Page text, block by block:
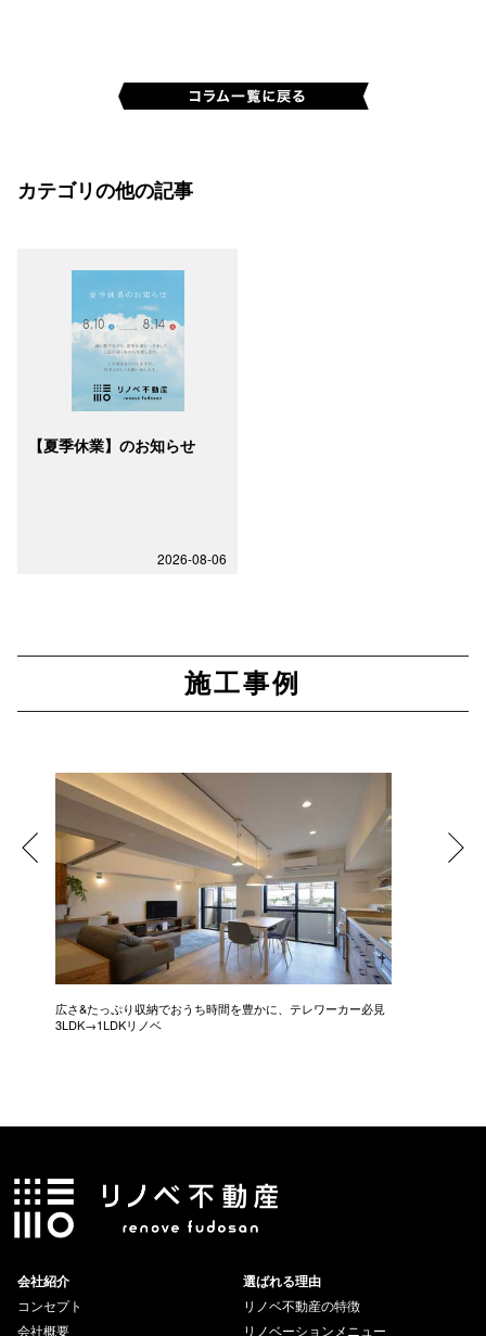
カテゴリの他の記事
【夏季休業】のお知らせ
2026-08-06
施工事例
広さ&たっぷり収納でおうち時間を豊かに、テレワーカー必見
3LDK→1LDKリノベ
会社紹介
コンセプト
会社概要
選ばれる理由
リノベ不動産の特徴
リノベーションメニュー